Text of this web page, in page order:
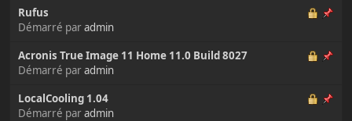
Rufus
Démarré paradmin
Acronis True Image 11 Home 11.0 Build 8027
Démarré paradmin
LocalCooling 1.04
Démarré paradmin